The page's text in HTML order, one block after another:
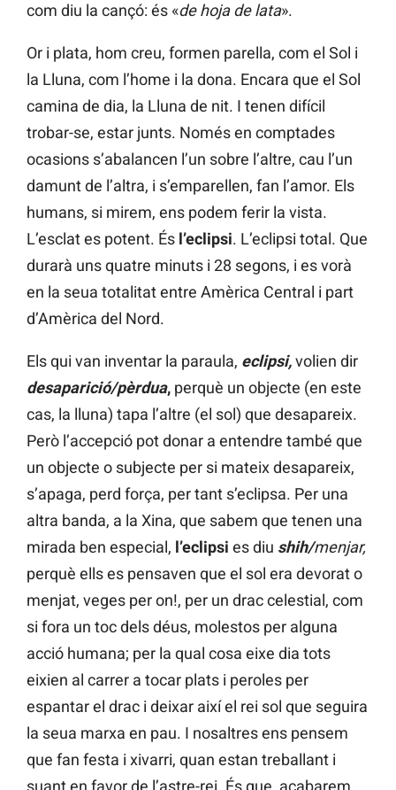
com diu la cançó: és «de hoja de lata».
Or i plata, hom creu, formen parella, com el Sol i
la Lluna, com l’home i la dona. Encara que el Sol
camina de dia, la Lluna de nit. I tenen difícil
trobar-se, estar junts. Només en comptades
ocasions s’abalancen l’un sobre l’altre, cau l’un
damunt de l’altra, i s’emparellen, fan l’amor. Els
humans, si mirem, ens podem ferir la vista.
L’esclat es potent. És l’eclipsi. L’eclipsi total. Que
durarà uns quatre minuts i 28 segons, i es vorà
en la seua totalitat entre Amèrica Central i part
d’Amèrica del Nord.
Els qui van inventar la paraula, eclipsi,volien dir
desaparició/pèrdua, perquè un objecte (en este
cas, la lluna) tapa l’altre (el sol) que desapareix.
Però l’accepció pot donar a entendre també que
un objecte o subjecte per si mateix desapareix,
s’apaga, perd força, per tant s’eclipsa. Per una
altra banda, a la Xina, que sabem que tenen una
mirada ben especial, l’eclipsi es diu shih/menjar,
perquè ells es pensaven que el sol era devorat o
menjat, veges per on!, per un drac celestial, com
si fora un toc dels déus, molestos per alguna
acció humana; per la qual cosa eixe dia tots
eixien al carrer a tocar plats i peroles per
espantar el drac i deixar així el rei sol que seguira
la seua marxa en pau. I nosaltres ens pensem
que fan festa i xivarri, quan estan treballant i
suant en favor de l’astre-rei. És que, acabarem